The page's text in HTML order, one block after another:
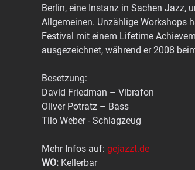
Berlin, eine Instanz in Sachen Jazz,
Allgemeinen. Unzählige Workshops
Festival mit einem Lifetime
ausgezeichnet, während er 2008
Besetzung:
David Friedman – Vibrafon
Oliver Potratz – Bass
Tilo Weber - Schlagzeug
Mehr Infos auf: gejazzt.de
WO: Kellerbar